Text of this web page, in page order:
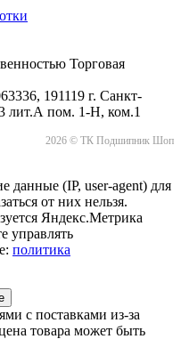
Торговая
191119 г. Санкт-
лит.А пом. 1-Н, ком.1
2026 © ТК Подшипник Шоп
данные (IP, user-agent) для
от них нельзя.
Яндекс.Метрика
управлять
политика
с поставками из-за
товара может быть